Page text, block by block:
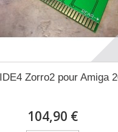
Zorro2 pour Amiga
104,90 €